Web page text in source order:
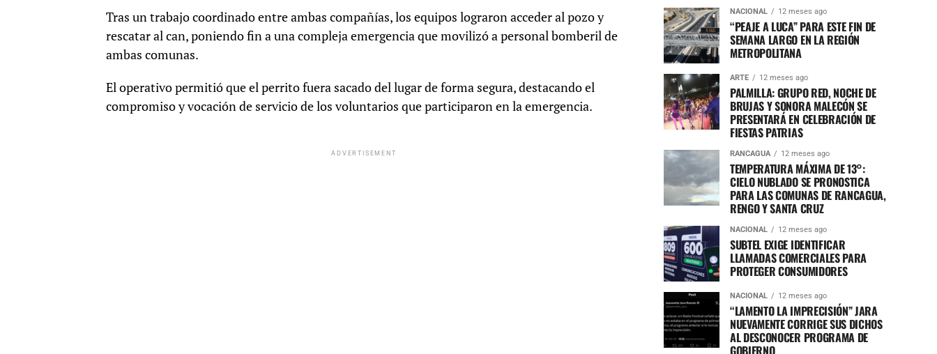
Tras un trabajo coordinado entre ambas compañías, los equipos lograron acceder al pozo y
rescatar al can, poniendo fin a una compleja emergencia que movilizó a personal bomberil de
ambas comunas.
El operativo permitió que el perrito fuera sacado del lugar de forma segura, destacando el
compromiso y vocación de servicio de los voluntarios que participaron en la emergencia.
ADVERTISEMENT
NACIONAL 12 meses ago
“PEAJE A LUCA” PARA ESTE FIN DE
SEMANA LARGO EN LA REGIÓN
METROPOLITANA
ARTE 12 meses ago
PALMILLA: GRUPO RED, NOCHE DE
BRUJAS Y SONORA MALECÓN SE
PRESENTARÁ EN CELEBRACIÓN DE
FIESTAS PATRIAS
RANCAGUA 12 meses ago
TEMPERATURA MÁXIMA DE 13°:
CIELO NUBLADO SE PRONOSTICA
PARA LAS COMUNAS DE RANCAGUA,
RENGO Y SANTA CRUZ
NACIONAL 12 meses ago
SUBTEL EXIGE IDENTIFICAR
LLAMADAS COMERCIALES PARA
PROTEGER CONSUMIDORES
NACIONAL 12 meses ago
“LAMENTO LA IMPRECISIÓN” JARA
NUEVAMENTE CORRIGE SUS DICHOS
AL DESCONOCER PROGRAMA DE